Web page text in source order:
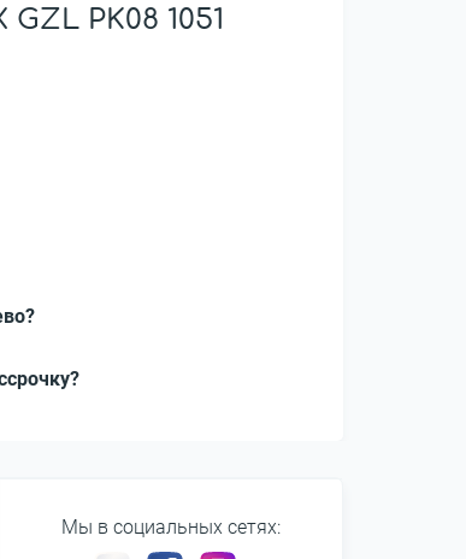
PK08 1051
Мы в социальных сетях: